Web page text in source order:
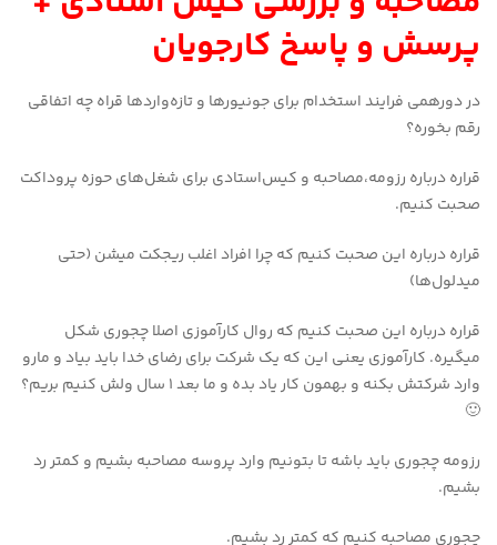
پرسش و پاسخ کارجویان
در دورهمی فرایند استخدام برای جونیورها و تازه‌واردها قراه چه اتفاقی
رقم بخوره؟
قراره درباره رزومه،مصاحبه و کیس‌استادی برای شغل‌های حوزه پروداکت
صحبت کنیم.
قراره درباره این صحبت کنیم که چرا افراد اغلب ریجکت میشن (حتی
میدلول‌ها)
قراره درباره این صحبت کنیم که روال کارآموزی اصلا چجوری شکل
میگیره. کارآموزی یعنی این که یک شرکت برای رضای خدا باید بیاد و مارو
وارد شرکتش بکنه و بهمون کار یاد بده و ما بعد 1 سال ولش کنیم بریم؟
🙂
رزومه چجوری باید باشه تا بتونیم وارد پروسه مصاحبه بشیم و کمتر رد
بشیم.
چجوری مصاحبه کنیم که کمتر رد بشیم.